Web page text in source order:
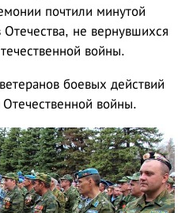
почтили минутой
не вернувшихся
войны.
боевых действий
войны.